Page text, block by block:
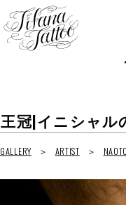
王冠|イニシャル
GALLERY ARTIST NAOTO